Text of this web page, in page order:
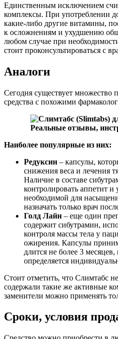
Единственным исключением
комплексы. При употреблении
какие-либо другие витамины,
к осложнениям и ухудшению
любом случае при
стоит проконсультироваться с
Аналоги
Сегодня существует множество
средства с похожими
Наиболее популярные из них:
Редуксин – капсулы,
снижения веса и лечения
Наличие в составе
контролировать аппетит
необходимой для
назначать только врач
Голд Лайн – еще один
содержит сибутрамин,
контроля массы тела у
ожирения. Капсулы
длится не более 3
определяется
Стоит отметить, что Слимтабс
содержали такие же активные
заменители можно применять
Сроки, условия